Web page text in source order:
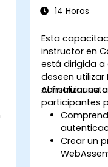
14 Horas
Esta
instructor en
está dirigida a
deseen
construir una
Al finalizar
participantes
Crear un